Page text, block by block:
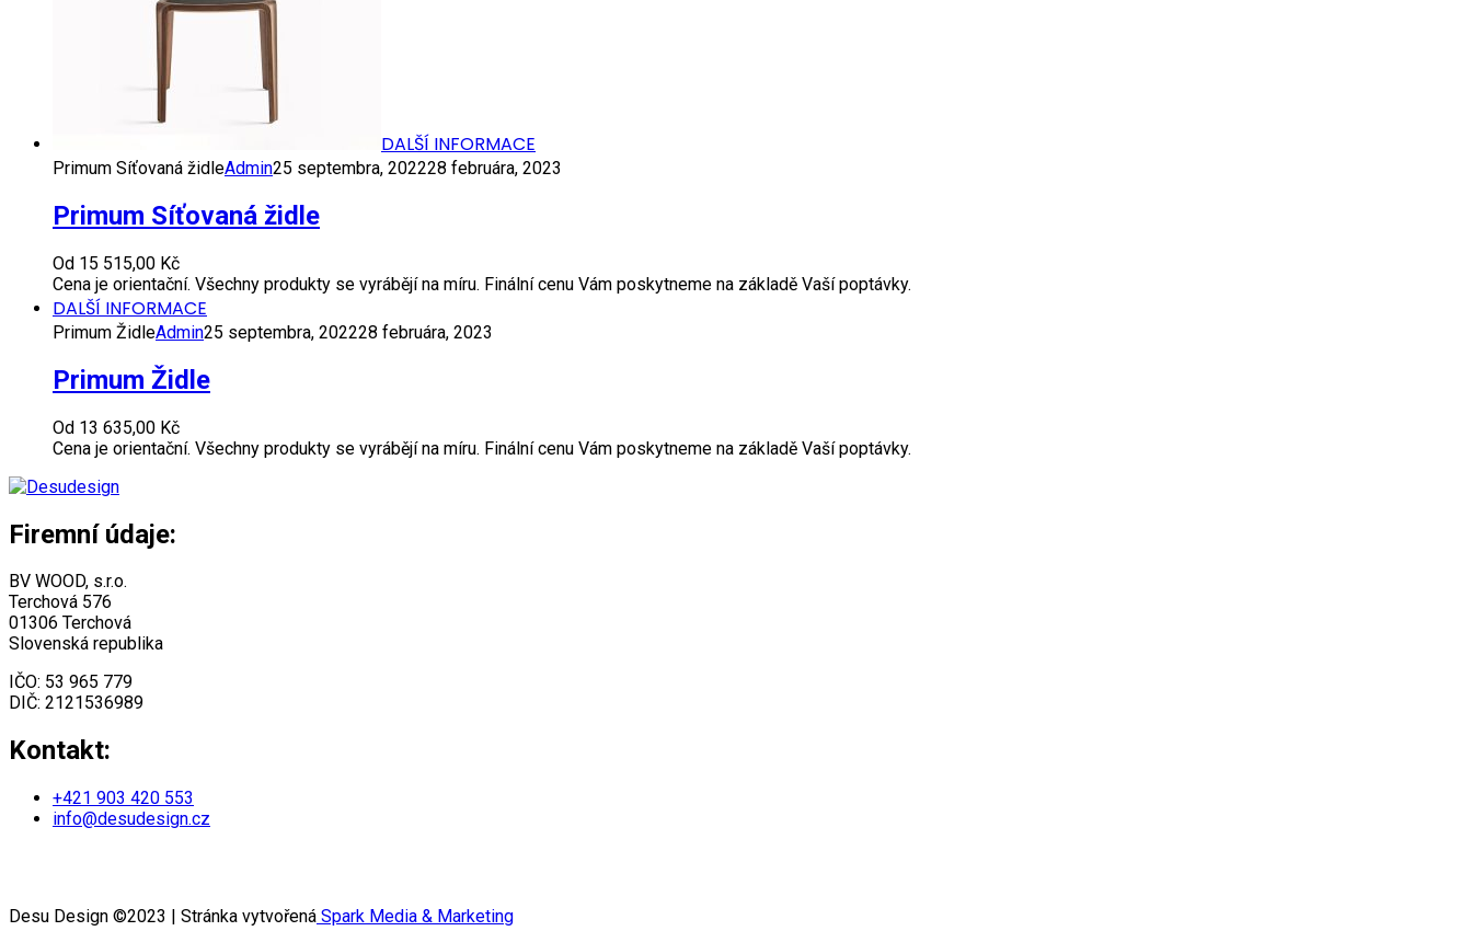
DALŠÍ INFORMACE
Primum Síťovaná židleAdmin25 septembra, 202228 februára, 2023
Primum Síťovaná židle
Od 15 515,00 Kč
Cena je orientační. Všechny produkty se vyrábějí na míru. Finální cenu Vám poskytneme na základě Vaší poptávky.
DALŠÍ INFORMACE
Primum ŽidleAdmin25 septembra, 202228 februára, 2023
Primum Židle
Od 13 635,00 Kč
Cena je orientační. Všechny produkty se vyrábějí na míru. Finální cenu Vám poskytneme na základě Vaší poptávky.
Firemní údaje:
BV WOOD, s.r.o.
Terchová 576
01306 Terchová
Slovenská republika
IČO: 53 965 779
DIČ: 2121536989
Kontakt:
+421 903 420 553
info@desudesign.cz
Desu Design ©2023 | Stránka vytvořená Spark Media & Marketing